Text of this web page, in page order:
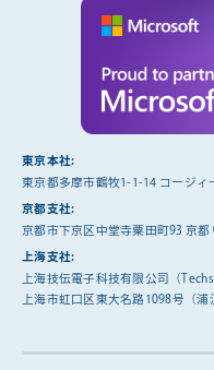
東京本社:
東京都多摩市鶴牧1-1-14 コージィ
京都支社:
京都市下京区中堂寺粟田町93 京都
上海支社:
上海技伝電子科技有限公司（
上海市虹口区東大名路1098号（浦